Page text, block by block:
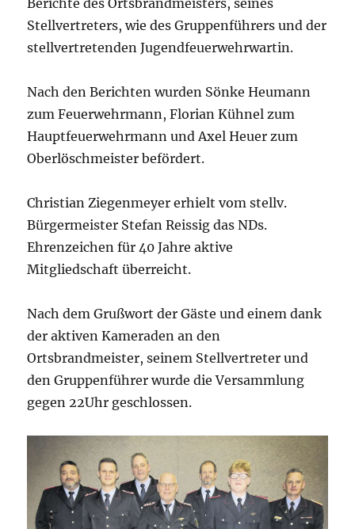
Berichte des Ortsbrandmeisters, seines
Stellvertreters, wie des Gruppenführers und der
stellvertretenden Jugendfeuerwehrwartin.
Nach den Berichten wurden Sönke Heumann
zum Feuerwehrmann, Florian Kühnel zum
Hauptfeuerwehrmann und Axel Heuer zum
Oberlöschmeister befördert.
Christian Ziegenmeyer erhielt vom stellv.
Bürgermeister Stefan Reissig das NDs.
Ehrenzeichen für 40 Jahre aktive
Mitgliedschaft überreicht.
Nach dem Grußwort der Gäste und einem dank
der aktiven Kameraden an den
Ortsbrandmeister, seinem Stellvertreter und
den Gruppenführer wurde die Versammlung
gegen 22Uhr geschlossen.